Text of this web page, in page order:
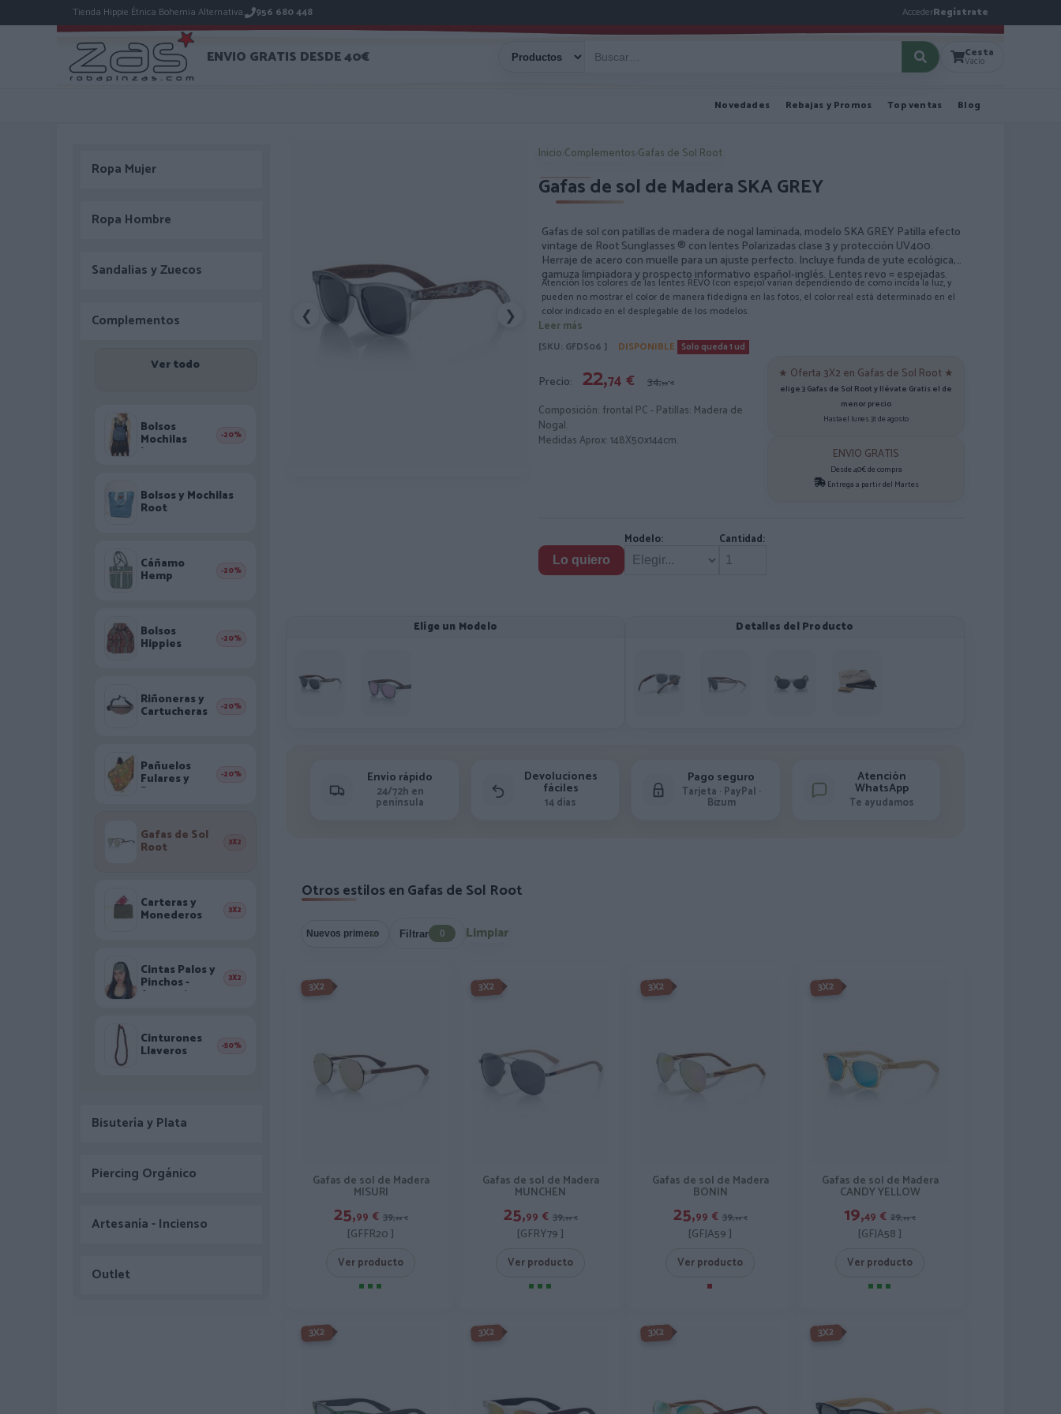
Tienda Hippie Étnica Bohemia Alternativa. 956 680 448 AccederRegístrate
ENVIO GRATIS DESDE 40€ Cesta
Vacío
Novedades Rebajas y Promos Top ventas Blog
Ropa Mujer
Ropa Hombre
Sandalias y Zuecos
Complementos
Ver todo
Bolsos
Mochilas
Jeans
-20%
Bolsos y Mochilas
Root
Cáñamo
Hemp -20%
Bolsos
Hippies -20%
Riñoneras y
Cartucheras -20%
Pañuelos
Fulares y
Pareos
-20%
Gafas de Sol
Root 3X2
Carteras y
Monederos 3X2
Cintas Palos y
Pinchos -
Accesorios
3X2
Cinturones
Llaveros -50%
Bisutería y Plata
Piercing Orgánico
Artesanía - Incienso
Outlet
❮ ❯
Inicio Complementos Gafas de Sol Root
Gafas de sol de Madera SKA GREY
Gafas de sol con patillas de madera de nogal laminada, modelo SKA GREY Patilla efecto
vintage de Root Sunglasses ® con lentes Polarizadas clase 3 y protección UV400.
Herraje de acero con muelle para un ajuste perfecto. Incluye funda de yute ecológica,
gamuza limpiadora y prospecto informativo español-inglés. Lentes revo = espejadas.
Atención los colores de las lentes REVO (con espejo) varían dependiendo de como incida la luz, y
pueden no mostrar el color de manera fidedigna en las fotos, el color real está determinado en el
color indicado en el desplegable de los modelos.
Leer más
[SKU: GFDS06 ] DISPONIBLE Solo queda 1 ud
★ Oferta 3X2 en Gafas de Sol Root ★
elige 3 Gafas de Sol Root y llévate Gratis el de
menor precio
Hasta el lunes 31 de agosto
ENVIO GRATIS
Desde 40€ de compra
Entrega a partir del Martes
Precio: 22,74 € 34,99 €
Composición: frontal PC - Patillas: Madera de
Nogal.
Medidas Aprox: 148X50x144cm.
Lo quiero
Modelo: Cantidad:
Elige un Modelo Detalles del Producto
Envío rápido
24/72h en
península
Devoluciones
fáciles
14 días
Pago seguro
Tarjeta · PayPal ·
Bizum
Atención
WhatsApp
Te ayudamos
Otros estilos en Gafas de Sol Root
Filtrar 0 Limpiar
-3X2%
3X2
Gafas de sol de Madera
MISURI
25,99 € 39,99 €
[GFFR20 ]
Ver producto
-3X2%
3X2
Gafas de sol de Madera
MUNCHEN
25,99 € 39,99 €
[GFRY79 ]
Ver producto
-3X2%
3X2
Gafas de sol de Madera
BONIN
25,99 € 39,99 €
[GFJA59 ]
Ver producto
-3X2%
3X2
Gafas de sol de Madera
CANDY YELLOW
19,49 € 29,99 €
[GFJA58 ]
Ver producto
-3X2%
3X2 -3X2%
3X2 -3X2%
3X2 -3X2%
3X2